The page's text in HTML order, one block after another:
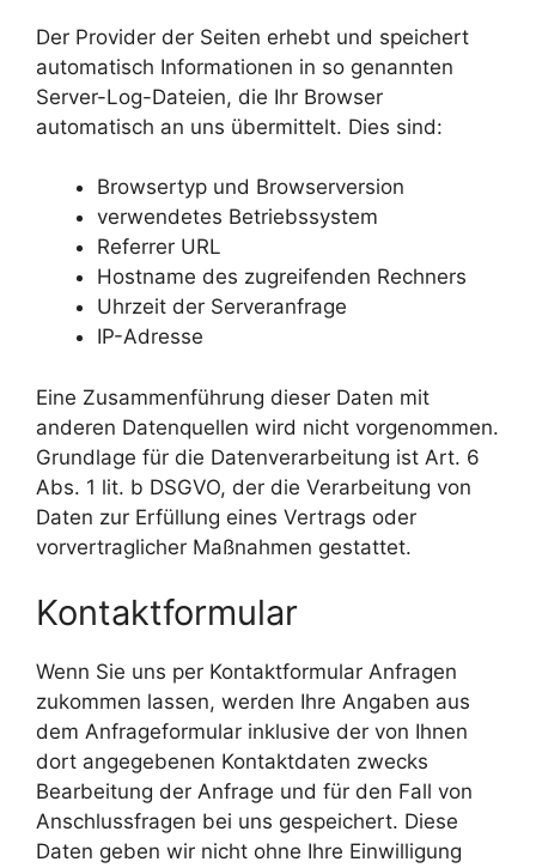
Der Provider der Seiten erhebt und speichert
automatisch Informationen in so genannten
Server-Log-Dateien, die Ihr Browser
automatisch an uns übermittelt. Dies sind:
Browsertyp und Browserversion
verwendetes Betriebssystem
Referrer URL
Hostname des zugreifenden Rechners
Uhrzeit der Serveranfrage
IP-Adresse
Eine Zusammenführung dieser Daten mit
anderen Datenquellen wird nicht vorgenommen.
Grundlage für die Datenverarbeitung ist Art. 6
Abs. 1 lit. b DSGVO, der die Verarbeitung von
Daten zur Erfüllung eines Vertrags oder
vorvertraglicher Maßnahmen gestattet.
Kontaktformular
Wenn Sie uns per Kontaktformular Anfragen
zukommen lassen, werden Ihre Angaben aus
dem Anfrageformular inklusive der von Ihnen
dort angegebenen Kontaktdaten zwecks
Bearbeitung der Anfrage und für den Fall von
Anschlussfragen bei uns gespeichert. Diese
Daten geben wir nicht ohne Ihre Einwilligung